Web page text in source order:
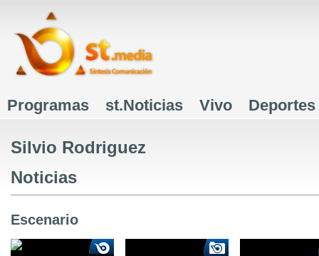
Menú principal
Programas st.Noticias Vivo Deportes
Silvio Rodriguez
Noticias
Escenario